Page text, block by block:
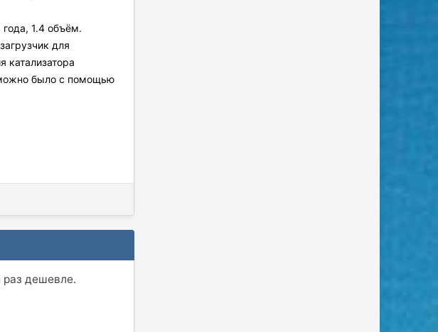
года, 1.4 объём.
для
катализатора
было с помощью
раз дешевле.